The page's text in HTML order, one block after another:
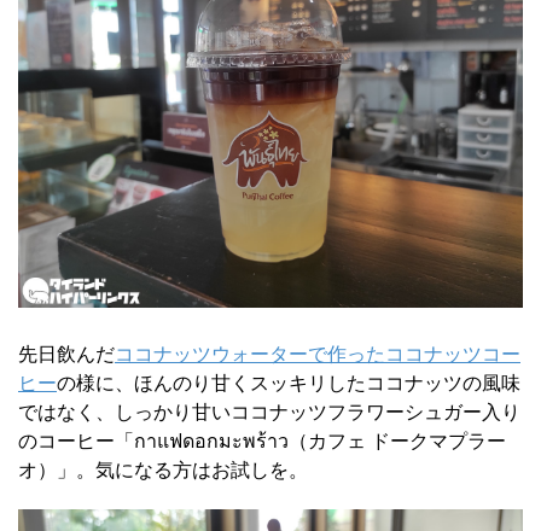
先日飲んだココナッツウォーターで作ったココナッツコー
ヒーの様に、ほんのり甘くスッキリしたココナッツの風味
ではなく、しっかり甘いココナッツフラワーシュガー入り
のコーヒー「กาแฟดอกมะพร้าว（カフェ ドークマプラー
オ）」。気になる方はお試しを。